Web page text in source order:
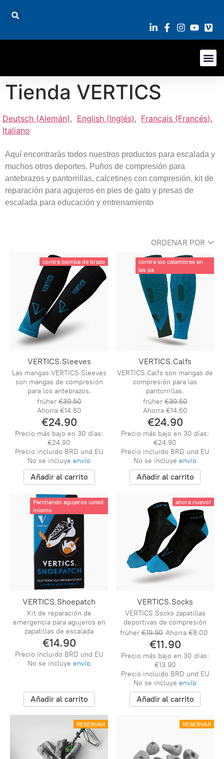
Tienda VERTICS
Deutsch(Alemán) English(Inglés) Français (Francés)
Italiano
Aquí encontrarás todos nuestros productos para escalada y
muchos otros deportes. Puños de compresión para
antebrazos y pantorrillas, calcetines con compresión, kit de
reparación para agujeros en pies de gato y presas de
escalada para educación y entrenamiento
ORDENAR POR
contra bomba de brazo
VERTICS.Sleeves
Las mangas VERTICS.Sleeves
son mangas de compresión
para los antebrazos.
früher €39.50
Ahorra €14.60
€24.90
Precio más bajo en 30 días:
€24.90
Precio incluido BRD und EU
No se incluyeenvío
Añadir al carrito
contra los calambres en
las pa
VERTICS.Calfs
VERTICS.Calfs son mangas de
compresión para las
pantorrillas.
früher €39.50
Ahorra €14.60
€24.90
Precio más bajo en 30 días:
€24.90
Precio incluido BRD und EU
No se incluyeenvío
Añadir al carrito
Parchando agujeros usted
mismo
VERTICS.Shoepatch
Kit de reparación de
emergencia para agujeros en
zapatillas de escalada
€14.90
Precio incluido BRD und EU
No se incluyeenvío
Añadir al carrito
ahora nuevo!
VERTICS.Socks
VERTICS.Socks zapatillas
deportivas de compresión
früher €19.90 Ahorra €8.00
€11.90
Precio más bajo en 30 días:
€13.90
Precio incluido BRD und EU
No se incluyeenvío
Añadir al carrito
RESERVAR RESERVAR